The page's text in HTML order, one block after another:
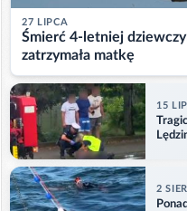
27 LIPCA
Śmierć 4-letniej
zatrzymała matkę
15
2